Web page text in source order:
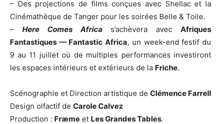
– Des projections de films conçues avec Shellac et la
Cinémathèque de Tanger pour les soirées Belle & Toile.
– Here Comes Africa s’achèvera avecAfriques
Fantastiques — Fantastic Africa, un week-end festif du
9 au 11 juillet où de multiples performances investiront
les espaces intérieurs et extérieurs de la Friche.
Scénographie et Direction artistique de Clémence Farrell
Design olfactif de Carole Calvez
Production : Fræme et Les Grandes Tables.